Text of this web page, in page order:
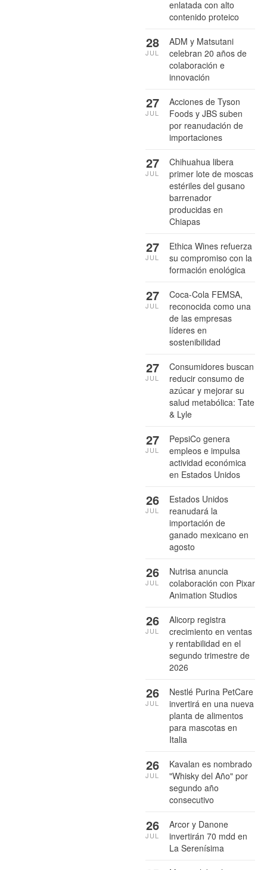
enlatada con alto
contenido proteico
ADM y Matsutani
celebran 20 años de
colaboración e
innovación
28
JUL
Acciones de Tyson
Foods y JBS suben
por reanudación de
importaciones
27
JUL
Chihuahua libera
primer lote de moscas
estériles del gusano
barrenador
producidas en
Chiapas
27
JUL
Ethica Wines refuerza
su compromiso con la
formación enológica
27
JUL
Coca-Cola FEMSA,
reconocida como una
de las empresas
líderes en
sostenibilidad
27
JUL
Consumidores buscan
reducir consumo de
azúcar y mejorar su
salud metabólica: Tate
& Lyle
27
JUL
PepsiCo genera
empleos e impulsa
actividad económica
en Estados Unidos
27
JUL
Estados Unidos
reanudará la
importación de
ganado mexicano en
agosto
26
JUL
Nutrisa anuncia
colaboración con Pixar
Animation Studios
26
JUL
Alicorp registra
crecimiento en ventas
y rentabilidad en el
segundo trimestre de
2026
26
JUL
Nestlé Purina PetCare
invertirá en una nueva
planta de alimentos
para mascotas en
Italia
26
JUL
Kavalan es nombrado
"Whisky del Año" por
segundo año
consecutivo
26
JUL
Arcor y Danone
invertirán 70 mdd en
La Serenísima
26
JUL